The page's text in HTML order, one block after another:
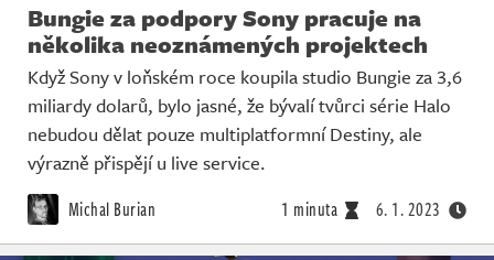
Bungie za podpory Sony pracuje na
několika neoznámených projektech
Když Sony v loňském roce koupila studio Bungie za 3,6
miliardy dolarů, bylo jasné, že bývalí tvůrci série Halo
nebudou dělat pouze multiplatformní Destiny, ale
výrazně přispějí u live service.
Michal Burian 1 minuta 6. 1. 2023